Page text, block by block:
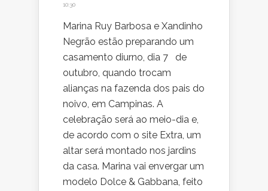
10:30
Marina Ruy Barbosa e Xandinho
Negrão estão preparando um
casamento diurno, dia 7 de
outubro, quando trocam
alianças na fazenda dos pais do
noivo, em Campinas. A
celebração será ao meio-dia e,
de acordo com o site Extra, um
altar será montado nos jardins
da casa. Marina vai envergar um
modelo Dolce & Gabbana, feito